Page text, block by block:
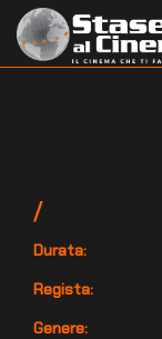
/
Durata:
Regista:
Genere: